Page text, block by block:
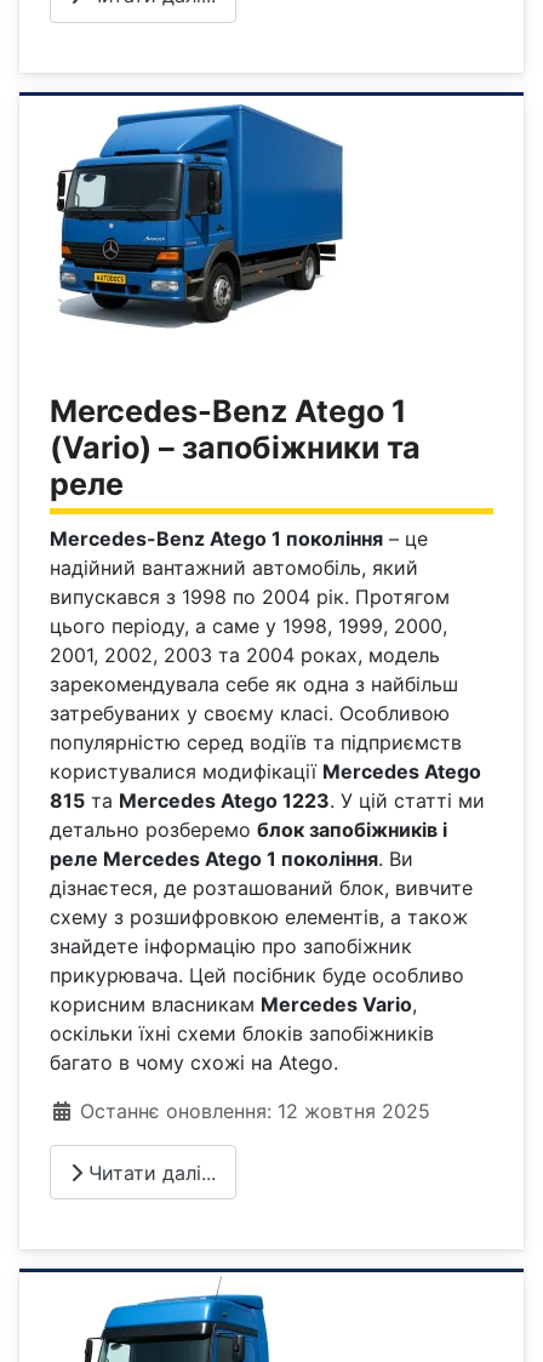
Mercedes-Benz Atego 1
(Vario) – запобіжники та
реле
Mercedes-Benz Atego 1 покоління – це
надійний вантажний автомобіль, який
випускався з 1998 по 2004 рік. Протягом
цього періоду, а саме у 1998, 1999, 2000,
2001, 2002, 2003 та 2004 роках, модель
зарекомендувала себе як одна з найбільш
затребуваних у своєму класі. Особливою
популярністю серед водіїв та підприємств
користувалися модифікації Mercedes Atego
815 та Mercedes Atego 1223. У цій статті ми
детально розберемо блок запобіжників і
реле Mercedes Atego 1 покоління. Ви
дізнаєтеся, де розташований блок, вивчите
схему з розшифровкою елементів, а також
знайдете інформацію про запобіжник
прикурювача. Цей посібник буде особливо
корисним власникам Mercedes Vario,
оскільки їхні схеми блоків запобіжників
багато в чому схожі на Atego.
Деталі
Останнє оновлення: 12 жовтня 2025
Читати далі...